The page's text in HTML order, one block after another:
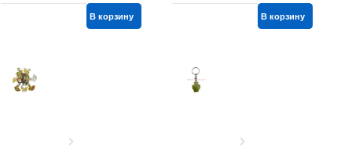
В корзину В корзину